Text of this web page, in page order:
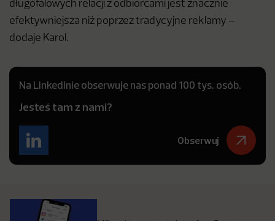
długofalowych relacji z odbiorcami jest znacznie
efektywniejsza niż poprzez tradycyjne reklamy –
dodaje Karol.
Na LinkedInie obserwuje nas ponad 100 tys. osób.
Jesteś tam z nami?
Obserwuj